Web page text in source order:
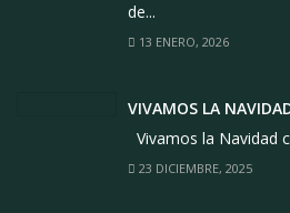
de...
13 ENERO, 2026
VIVAMOS LA
Vivamos la Navidad
23 DICIEMBRE, 2025